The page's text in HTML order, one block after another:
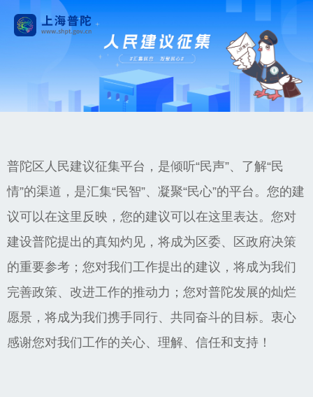
普陀区人民建议征集平台，是倾听“民声”、了解“民
情”的渠道，是汇集“民智”、凝聚“民心”的平台。您的建
议可以在这里反映，您的建议可以在这里表达。您对
建设普陀提出的真知灼见，将成为区委、区政府决策
的重要参考；您对我们工作提出的建议，将成为我们
完善政策、改进工作的推动力；您对普陀发展的灿烂
愿景，将成为我们携手同行、共同奋斗的目标。衷心
感谢您对我们工作的关心、理解、信任和支持！